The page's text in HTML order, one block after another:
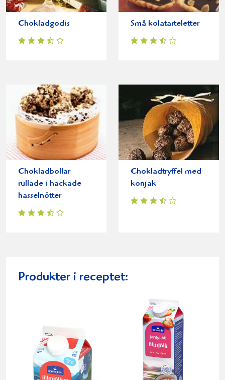
Chokladgodis Små kolatarteletter
Chokladbollar
rullade i hackade
hasselnötter
Chokladtryffel med
konjak
Produkter i receptet: